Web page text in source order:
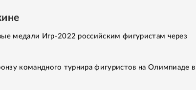
медали Игр-2022 российским фигуристам через
командного турнира фигуристов на Олимпиаде в